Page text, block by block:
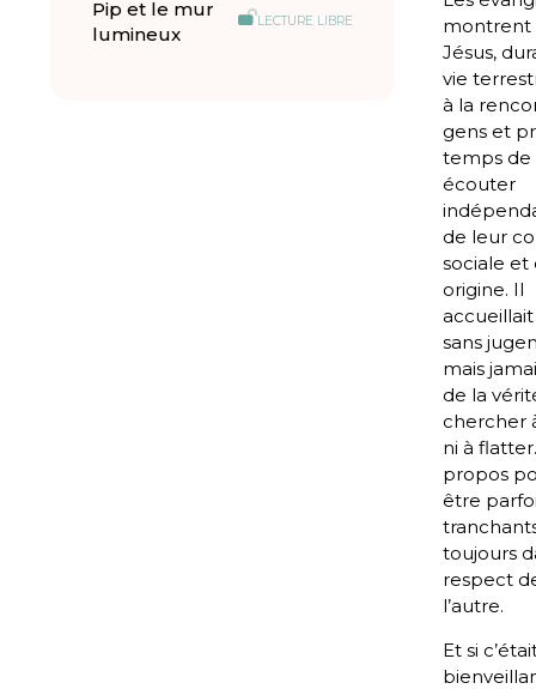
Pip et le mur
lumineux
LECTURE LIBRE
montrent
Jésus,
vie
à la
gens et
temps de
écouter
de leur
sociale et
origine. Il
sans
mais
de la
chercher
ni à
propos
être
toujours
respect
l’autre.
Et si